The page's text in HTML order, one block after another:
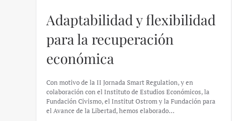
Adaptabilidad y flexibilidad
para la recuperación
económica
Con motivo de la II Jornada Smart Regulation, y en
colaboración con el Instituto de Estudios Económicos, la
Fundación Civismo, el Institut Ostrom y la Fundación para
el Avance de la Libertad, hemos elaborado…